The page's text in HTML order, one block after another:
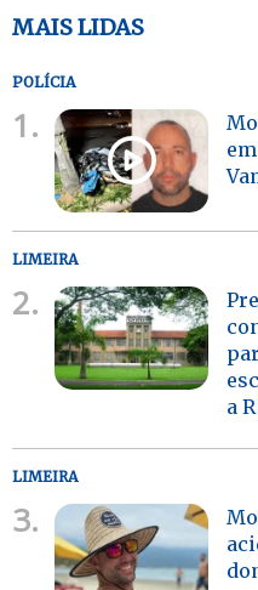
MAIS LIDAS
POLÍCIA
1.
LIMEIRA
2.
a
LIMEIRA
3.